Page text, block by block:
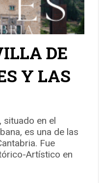
DE
Y LAS
situado en el
es una de las
Fue
Artístico en
en la
valles